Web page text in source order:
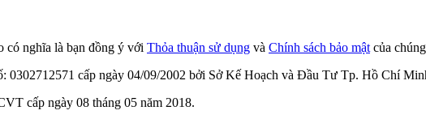
có nghĩa là bạn đồng ý với Thỏa thuận sử dụng và Chính sách bảo mật của
0302712571 cấp ngày 04/09/2002 bởi Sở Kế Hoạch và Đầu Tư Tp. Hồ Chí
cấp ngày 08 tháng 05 năm 2018.